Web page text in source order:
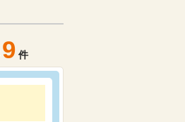
9 件